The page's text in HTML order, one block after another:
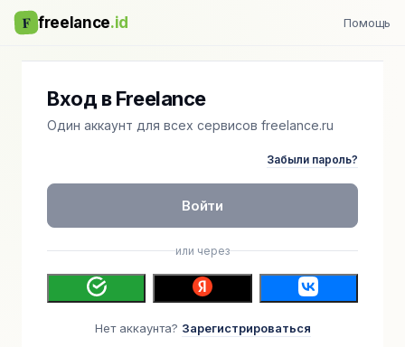
F freelance.id Помощь
Вход в Freelance
Один аккаунт для всех сервисов freelance.ru
Забыли пароль?
Войти
или через
Нет аккаунта? Зарегистрироваться